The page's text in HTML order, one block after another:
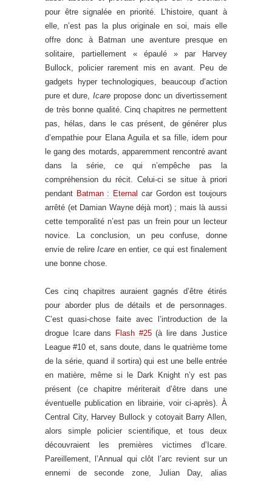
pour être signalée en priorité. L’histoire, quant à
elle, n’est pas la plus originale en soi, mais elle
offre donc à Batman une aventure presque en
solitaire, partiellement « épaulé » par Harvey
Bullock, policier rarement mis en avant. Peu de
gadgets hyper technologiques, beaucoup d’action
pure et dure,Icare propose donc un divertissement
de très bonne qualité. Cinq chapitres ne permettent
pas, hélas, dans le cas présent, de générer plus
d’empathie pour Elana Aguila et sa fille, idem pour
le gang des motards, apparemment rencontré avant
dans la série, ce qui n’empêche pas la
compréhension du récit. Celui-ci se situe à priori
pendant Batman : Eternal car Gordon est toujours
arrêté (et Damian Wayne déjà mort) ; mais là aussi
cette temporalité n’est pas un frein pour un lecteur
novice. La conclusion, un peu confuse, donne
envie de relireIcare en entier, ce qui est finalement
une bonne chose.
Ces cinq chapitres auraient gagnés d’être étirés
pour aborder plus de détails et de personnages.
C’est quasi-chose faite avec l’introduction de la
drogue Icare dans
Flash #25(à lire dans Justice
League #10 et, sans doute, dans le quatrième tome
de la série, quand il sortira) qui est une belle entrée
en matière, même si le Dark Knight n’y est pas
présent (ce chapitre mériterait d’être dans une
éventuelle publication en librairie, voir ci-après). À
Central City, Harvey Bullock y cotoyait Barry Allen,
alors simple policier scientifique, et tous deux
découvraient les premières victimes d’Icare.
Pareillement, l’Annual qui clôt l’arc revient sur un
ennemi de seconde zone, Julian Day, alias